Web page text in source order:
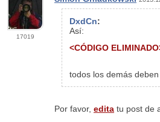
17019
DxdCn:
Así:
<CÓDIGO
todos los demás
Por favor, edita tu post de